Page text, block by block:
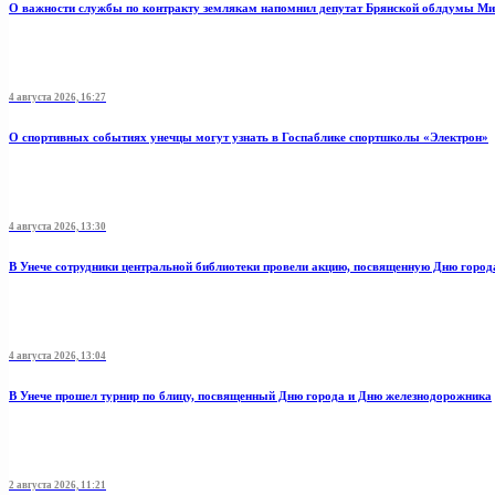
О важности службы по контракту землякам напомнил депутат Брянской облдумы
4 августа 2026, 16:27
О спортивных событиях унечцы могут узнать в Госпаблике спортшколы «Электрон»
4 августа 2026, 13:30
В Унече сотрудники центральной библиотеки провели акцию, посвященную Дню
4 августа 2026, 13:04
В Унече прошел турнир по блицу, посвященный Дню города и Дню железнодорожника
2 августа 2026, 11:21